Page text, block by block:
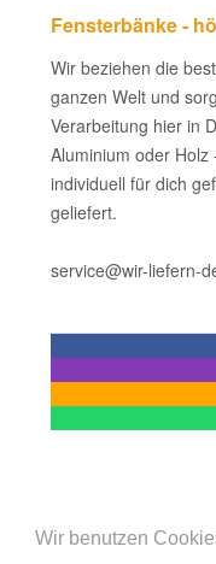
Wir benutzen
Fensterbänke -
Wir beziehen die
ganzen Welt und
Verarbeitung hier in
Aluminium oder
individuell für dich
geliefert.
service@wir-liefern-